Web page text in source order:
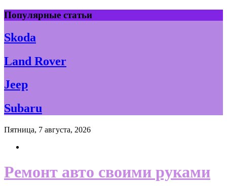
Skip
to
content
Популярные статьи
Skoda
Land Rover
Jeep
Subaru
Пятница, 7 августа, 2026
Ремонт авто своими руками